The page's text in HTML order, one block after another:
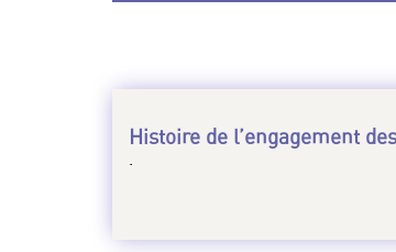
Histoire de l’engagement
.